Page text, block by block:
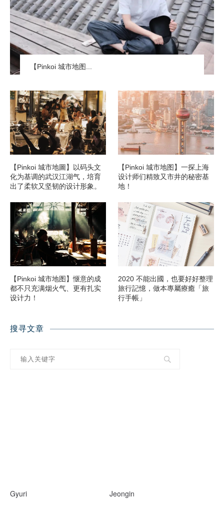
【Pinkoi 城市地图...
【Pinkoi 城市地圖】以码头文
化为基调的武汉江湖气，培育
出了柔软又坚韧的设计形象。
【Pinkoi 城市地图】一探上海
设计师们精致又市井的秘密基
地！
【Pinkoi 城市地图】惬意的成
都不只充满烟火气、更有扎实
设计力！
2020 不能出國，也要好好整理
旅行記憶，做本專屬療癒「旅
行手帳」
搜寻文章